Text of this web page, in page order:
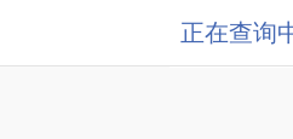
正在查询